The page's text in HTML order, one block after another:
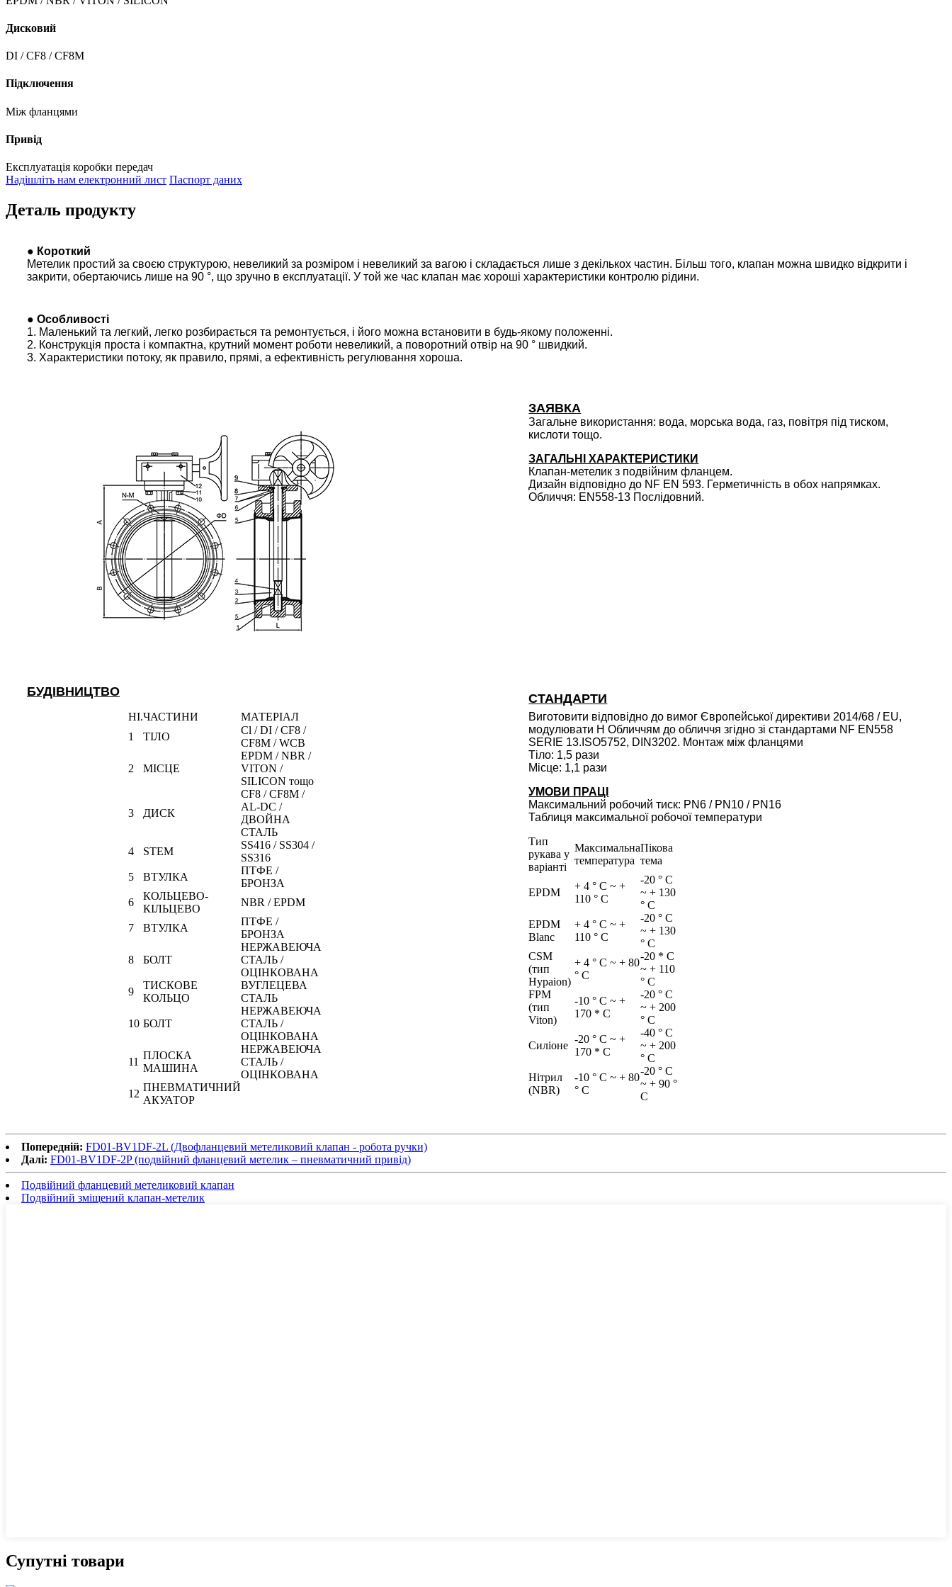
Дисковий
DI / CF8 / CF8M
Підключення
Між фланцями
Привід
Експлуатація коробки передач
Надішліть нам електронний лист Паспорт даних
Деталь продукту
● Короткий
Метелик простий за своєю структурою, невеликий за розміром і невеликий за вагою і складається лише з декількох частин. Більш того, клапан можна швидко відкрити і
закрити, обертаючись лише на 90 °, що зручно в експлуатації. У той же час клапан має хороші характеристики контролю рідини.
● Особливості
1. Маленький та легкий, легко розбирається та ремонтується, і його можна встановити в будь-якому положенні.
2. Конструкція проста і компактна, крутний момент роботи невеликий, а поворотний отвір на 90 ° швидкий.
3. Характеристики потоку, як правило, прямі, а ефективність регулювання хороша.
ЗАЯВКА
Загальне використання: вода, морська вода, газ, повітря під тиском,
кислоти тощо.
ЗАГАЛЬНІ ХАРАКТЕРИСТИКИ
Клапан-метелик з подвійним фланцем.
Дизайн відповідно до NF EN 593. Герметичність в обох напрямках.
Обличчя: EN558-13 Послідовний.
БУДІВНИЦТВО
НІ.ЧАСТИНИ
МАТЕРІАЛ
1
ТІЛО
Cl / DI / CF8 /
CF8M / WCB
2 МІСЦЕ
EPDM / NBR /
VITON /
SILICON тощо
3 ДИСК
CF8 / CF8M /
AL-DC /
ДВОЙНА
СТАЛЬ
4
STEM
SS416 / SS304 /
SS316
5
ВТУЛКА
ПТФЕ /
БРОНЗА
6
КОЛЬЦЕВО-
КІЛЬЦЕВО
NBR / EPDM
7 ВТУЛКА
ПТФЕ /
БРОНЗА
8 БОЛТ
НЕРЖАВЕЮЧА
СТАЛЬ /
ОЦІНКОВАНА
9
ТИСКОВЕ
КОЛЬЦО
ВУГЛЕЦЕВА
СТАЛЬ
10 БОЛТ
НЕРЖАВЕЮЧА
СТАЛЬ /
ОЦІНКОВАНА
11
ПЛОСКА
МАШИНА
НЕРЖАВЕЮЧА
СТАЛЬ /
ОЦІНКОВАНА
12
ПНЕВМАТИЧНИЙ
АКУАТОР
СТАНДАРТИ
Виготовити відповідно до вимог Європейської директиви 2014/68 / EU,
модулювати H Обличчям до обличчя згідно зі стандартами NF EN558
SERIE 13.ISO5752, DIN3202. Монтаж між фланцями
Тіло: 1,5 рази
Місце: 1,1 рази
УМОВИ ПРАЦІ
Максимальний робочий тиск: PN6 / PN10 / PN16
Таблиця максимальної робочої температури
Тип
рукава у
варіанті
Максимальна
температура
Пікова
тема
EPDM
+ 4 ° C ~ +
110 ° C
-20 ° C
~ + 130
° C
EPDM
Blanc
+ 4 ° C ~ +
110 ° C
-20 ° C
~ + 130
° C
CSM
(тип
Hypaion)
+ 4 ° C ~ + 80
° C
-20 * C
~ + 110
° C
FPM
(тип
Viton)
-10 ° C ~ +
170 * C
-20 ° C
~ + 200
° C
Силіоне
-20 ° C ~ +
170 * C
-40 ° C
~ + 200
° C
Нітрил
(NBR)
-10 ° C ~ + 80
° C
-20 ° C
~ + 90 °
C
Попередній: FD01-BV1DF-2L (Двофланцевий метеликовий клапан - робота ручки)
Далі: FD01-BV1DF-2P (подвійний фланцевий метелик – пневматичний привід)
Подвійний фланцевий метеликовий клапан
Подвійний зміщений клапан-метелик
Супутні товари